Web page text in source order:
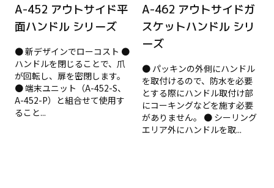
A-452 アウトサイド平
面ハンドル シリーズ
● 新デザインでローコスト ●
ハンドルを閉じることで、爪
が回転し、扉を密閉します。
● 端末ユニット（A-452-S、
A-452-P）と組合せて使用す
ること...
A-462 アウトサイドガ
スケットハンドル シリ
ーズ
● パッキンの外側にハンドル
を取付けるので、防水を必要
とする際にハンドル取付け部
にコーキングなどを施す必要
がありません。 ● シーリング
エリア外にハンドルを取...